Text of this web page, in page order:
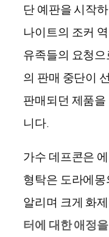
단 예판을 시작
나이트의 조커
유족들의 요청으
의 판매 중단이
판매되던 제품을
니다.
가수 데프콘은
형탁은 도라에
알리며 크게 화
터에 대한 애정